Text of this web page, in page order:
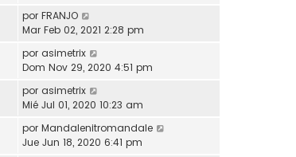
por FRANJO
Mar Feb 02, 2021 2:28 pm
por asimetrix
Dom Nov 29, 2020 4:51 pm
por asimetrix
Mié Jul 01, 2020 10:23 am
por Mandalenitromandale
Jue Jun 18, 2020 6:41 pm